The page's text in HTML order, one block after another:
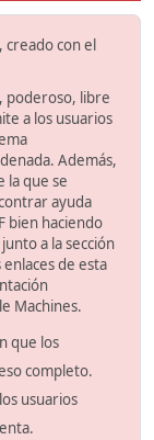
creado con el
poderoso, libre
a los usuarios
Además,
la que se
ayuda
bien haciendo
a la sección
de esta
Machines.
que los
completo.
usuarios